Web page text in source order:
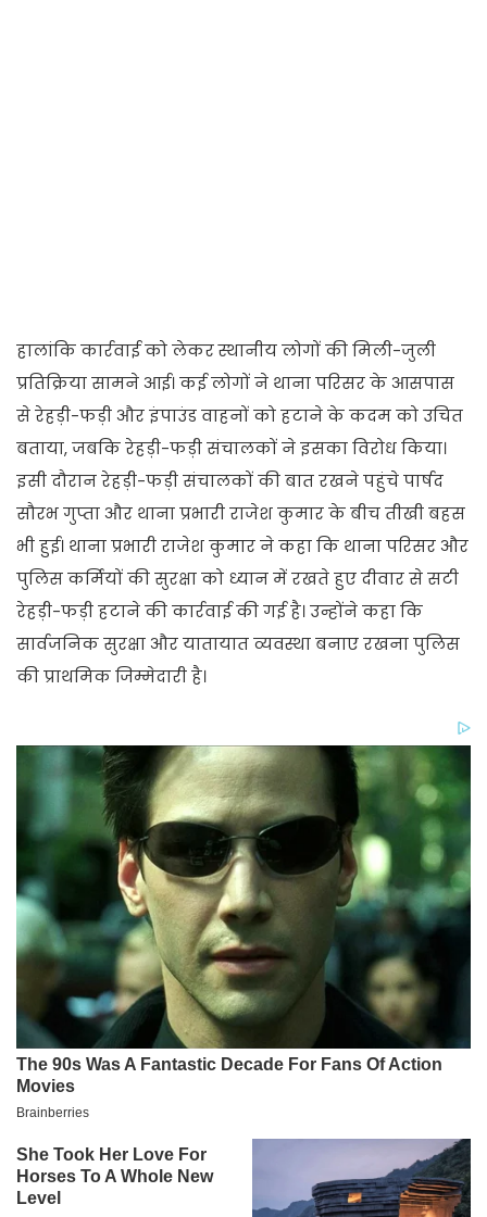
हालांकि कार्रवाई को लेकर स्थानीय लोगों की मिली-जुली
प्रतिक्रिया सामने आई। कई लोगों ने थाना परिसर के आसपास
से रेहड़ी-फड़ी और इंपाउंड वाहनों को हटाने के कदम को उचित
बताया, जबकि रेहड़ी-फड़ी संचालकों ने इसका विरोध किया।
इसी दौरान रेहड़ी-फड़ी संचालकों की बात रखने पहुंचे पार्षद
सौरभ गुप्ता और थाना प्रभारी राजेश कुमार के बीच तीखी बहस
भी हुई। थाना प्रभारी राजेश कुमार ने कहा कि थाना परिसर और
पुलिस कर्मियों की सुरक्षा को ध्यान में रखते हुए दीवार से सटी
रेहड़ी-फड़ी हटाने की कार्रवाई की गई है। उन्होंने कहा कि
सार्वजनिक सुरक्षा और यातायात व्यवस्था बनाए रखना पुलिस
की प्राथमिक जिम्मेदारी है।